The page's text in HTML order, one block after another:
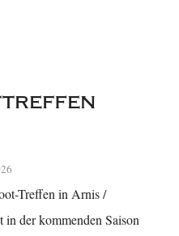
Treffen in Arnis /
in der kommenden Saison